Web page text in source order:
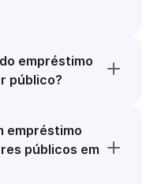
empréstimo
público?
empréstimo
públicos em